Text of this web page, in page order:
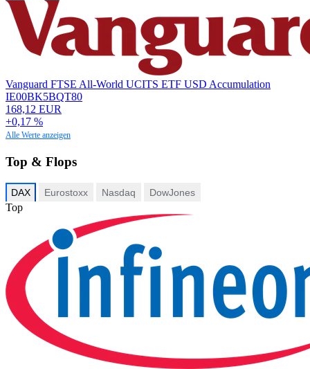
Vanguard FTSE All-World UCITS ETF USD Accumulation
IE00BK5BQT80
168,12 EUR
+0,17 %
Alle Werte anzeigen
Top & Flops
DAX Eurostoxx Nasdaq DowJones
Top